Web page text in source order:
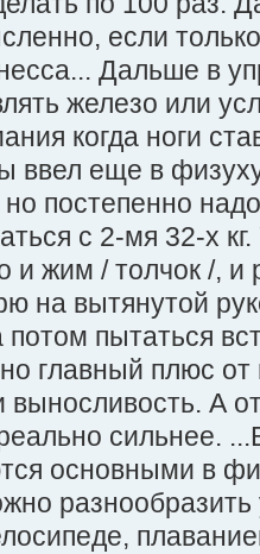
если
Дальше в
железо или
когда ноги
ввел еще в
постепенно
с 2-мя 32-х
и жим / толчок /, и
на вытянутой
пытаться
главный плюс от
А
сильнее.
основными в
разнообразить